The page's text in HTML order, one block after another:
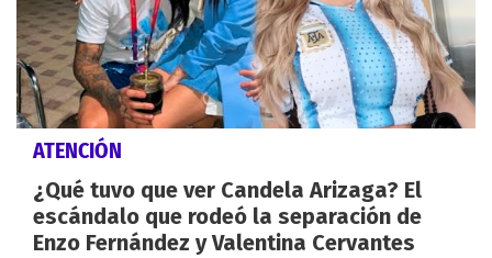
ATENCIÓN
¿Qué tuvo que ver Candela Arizaga? El
escándalo que rodeó la separación de
Enzo Fernández y Valentina Cervantes